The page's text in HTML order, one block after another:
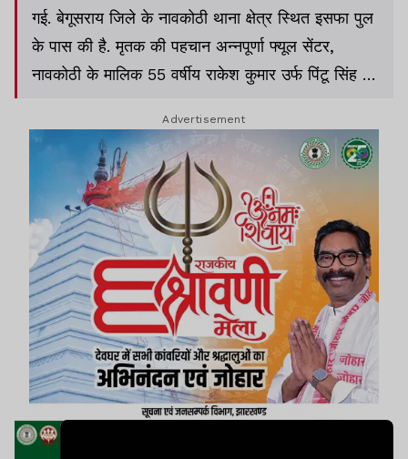
गई. बेगूसराय जिले के नावकोठी थाना क्षेत्र स्थित इसफा पुल
के पास की है. मृतक की पहचान अन्नपूर्णा फ्यूल सेंटर,
नावकोठी के मालिक 55 वर्षीय राकेश कुमार उर्फ पिंटू सिंह के
Advertisement